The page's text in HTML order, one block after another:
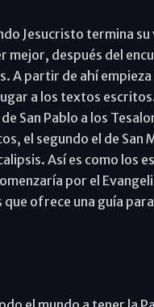
Jesucristo termina
mejor, después del
A partir de ahí
a los textos
San Pablo a los
el segundo el de San
Así es como los
por el
ofrece una guía